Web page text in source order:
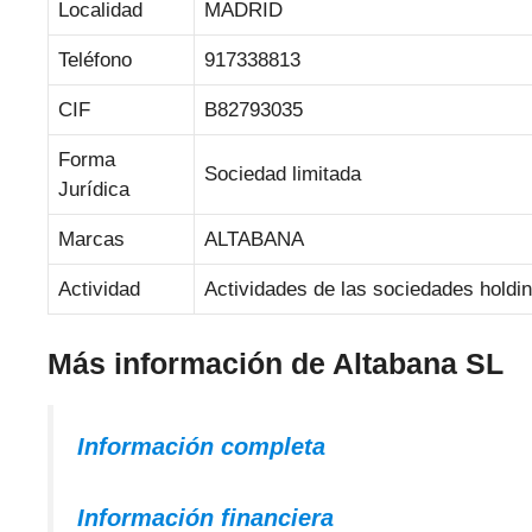
Localidad MADRID
Teléfono 917338813
CIF B82793035
Forma
Jurídica
Sociedad limitada
Marcas ALTABANA
Actividad Actividades de las sociedades
Más información de Altabana SL
Información completa
Información financiera